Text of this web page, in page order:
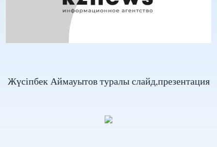
Жүсіпбек Аймауытов туралы слайд,презентация